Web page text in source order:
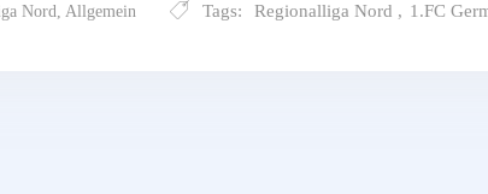
Nord, Allgemein Tags: Regionalliga Nord , 1.FC